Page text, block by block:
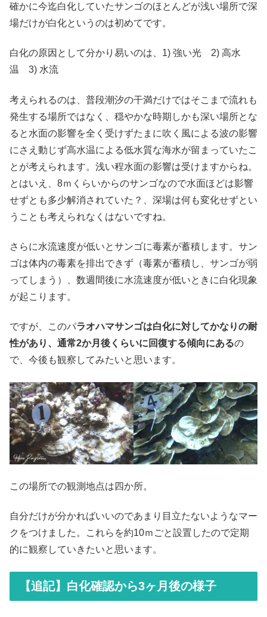
確かに今迄白化していたサンゴのほとんどが浅い場所で深
場だけが白化というのは初めてです。
白化の原因として分かり易いのは、1) 強い光 2) 高水
温 3) 水流
考えられるのは、普段潮汐の干満だけではそこまで流れも
発生する場所ではなく、穏やかな時期しかも深い場所とな
ると水面の影響を全く受けずたまに吹く風による波の影響
にさえ動じず高水温による低水質な海水が留まっていたこ
とが考えられます。浅い程水面の影響は受けますからね。
とはいえ、8ｍくらいからのサンゴなので水面ほどは影響
せずとも多少解消されていた？、深場は何も変化せずとい
うことも考えられなくはないですね。
さらに水流速度が低いとサンゴに毒素が蓄積します。サン
ゴは体内の毒素を排出できず（毒素が蓄積し、サンゴが弱
ってしまう）、数週間後に水流速度が低いときに白化現象
が起こります。
ですが、このパラオハマサンゴは白化に対してかなりの耐
性があり、通常2か月後くらいに回復する傾向にあるの
で、今後も観察してみたいと思います。
この場所での観測地点は四か所。
自分だけが分かればいいのであまり目立たないようなマー
クをつけました。これらを約10ｍごと設置したので定期
的に観察していきたいと思います。
【追記】白化確認から3ヶ月後の様子